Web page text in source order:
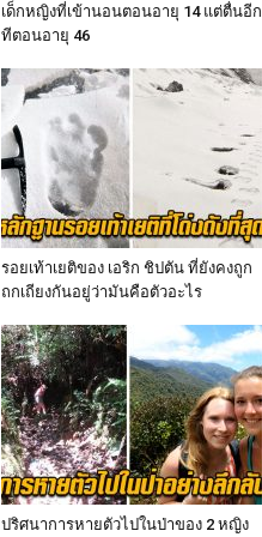
เด็กหญิงที่เข้านอนตอนอายุ 14 แต่ตื่นอีก
ทีตอนอายุ 46
รอยเท้าเยติของ เอริก ชิปตัน ที่ยังคงถูก
ถกเถียงกันอยู่ว่ามันคือตัวอะไร
ปริศนาการหายตัวไปในป่าของ 2 หญิง